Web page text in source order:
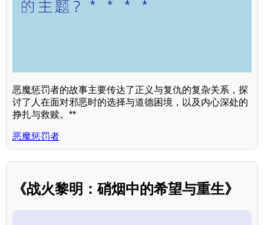
恶魔惩罚者的故事主要传达了正义与复仇的复杂关系，探
讨了人在面对邪恶时的选择与道德困境，以及内心深处的
挣扎与救赎。**
恶魔惩罚者
《战火黎明：硝烟中的希望与重生》